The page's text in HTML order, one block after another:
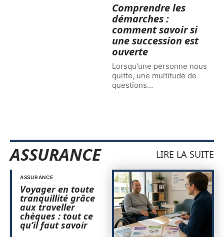
Comprendre les
démarches :
comment savoir si
une succession est
ouverte
Lorsqu'une personne nous
quitte, une multitude de
questions…
ASSURANCE LIRE LA SUITE
ASSURANCE
Voyager en toute
tranquillité grâce
aux traveller
chèques : tout ce
qu’il faut savoir